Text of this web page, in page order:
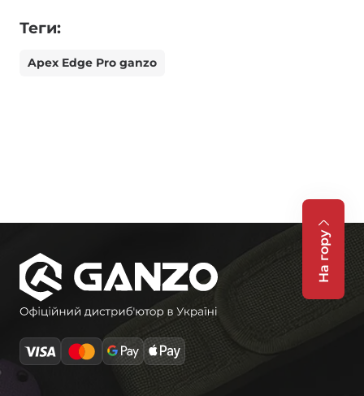
Теги:
Apex Edge Pro ganzo
На гору